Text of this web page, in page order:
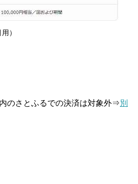
）
のさとふるでの決済は対象外⇒別